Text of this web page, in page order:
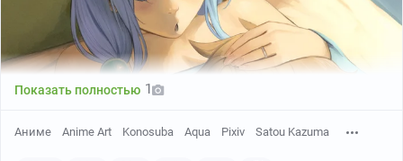
Показать полностью 1
Аниме Anime Art Konosuba Aqua Pixiv Satou Kazuma